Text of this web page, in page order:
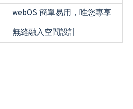
webOS 簡單易用，唯您專享
無縫融入空間設計